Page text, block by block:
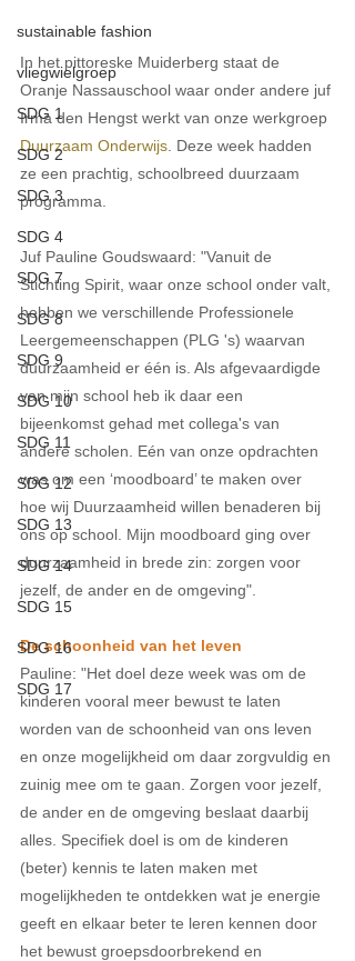
sustainable fashion
vliegwielgroep
SDG 1
SDG 2
SDG 3
SDG 4
SDG 7
SDG 8
SDG 9
SDG 10
SDG 11
SDG 12
SDG 13
SDG 14
SDG 15
SDG 16
SDG 17
In het pittoreske Muiderberg staat de
Oranje Nassauschool waar onder andere juf
Irma den Hengst werkt van onze werkgroep
Duurzaam Onderwijs . Deze week hadden
ze een prachtig, schoolbreed duurzaam
programma.
Juf Pauline Goudswaard: "Vanuit de
Stichting Spirit, waar onze school onder valt,
hebben we verschillende Professionele
Leergemeenschappen (PLG 's) waarvan
duurzaamheid er één is. Als afgevaardigde
van mijn school heb ik daar een
bijeenkomst gehad met collega's van
andere scholen. Eén van onze opdrachten
was om een ‘moodboard’ te maken over
hoe wij Duurzaamheid willen benaderen bij
ons op school. Mijn moodboard ging over
duurzaamheid in brede zin: zorgen voor
jezelf, de ander en de omgeving".
De schoonheid van het leven
Pauline: "Het doel deze week was om de
kinderen vooral meer bewust te laten
worden van de schoonheid van ons leven
en onze mogelijkheid om daar zorgvuldig en
zuinig mee om te gaan. Zorgen voor jezelf,
de ander en de omgeving beslaat daarbij
alles. Specifiek doel is om de kinderen
(beter) kennis te laten maken met
mogelijkheden te ontdekken wat je energie
geeft en elkaar beter te leren kennen door
het bewust groepsdoorbrekend en